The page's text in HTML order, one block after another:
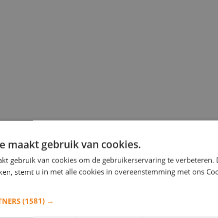
maakt gebruik van cookies.
gebruik van cookies om de gebruikerservaring te verbeteren.
stemt u in met alle cookies in overeenstemming met ons
(1581) →